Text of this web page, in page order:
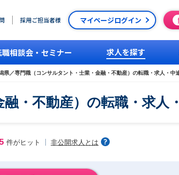
採用ご担当者様 マイページログイン
相談会・セミナー 求人を探す
県／専門職（コンサルタント・士業・金融・不動産）の転職・求人・中
・不動産）の転職・求人
件がヒット 非公開求人とは